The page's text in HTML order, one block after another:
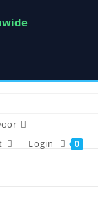
Login 0